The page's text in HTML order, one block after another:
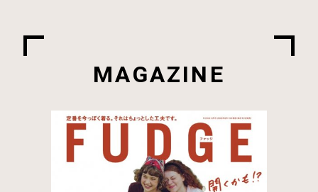
MAGAZINE